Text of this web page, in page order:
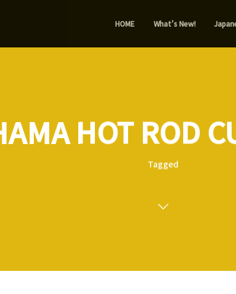
HOME What’s New!
HOT ROD
Tagged